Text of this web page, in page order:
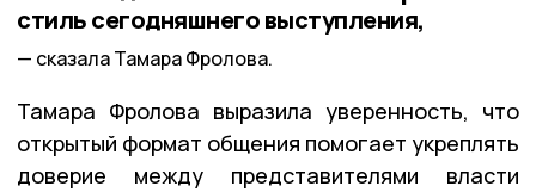
стиль сегодняшнего выступления,
сказала Тамара Фролова.
Тамара Фролова выразила уверенность, что
открытый формат общения помогает укреплять
доверие между представителями власти